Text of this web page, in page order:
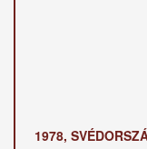
1978,